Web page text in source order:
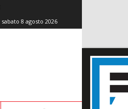
sabato 8 agosto 2026